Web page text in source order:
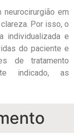
em
Por isso, o
individualizada e
do paciente e
de tratamento
indicado, as